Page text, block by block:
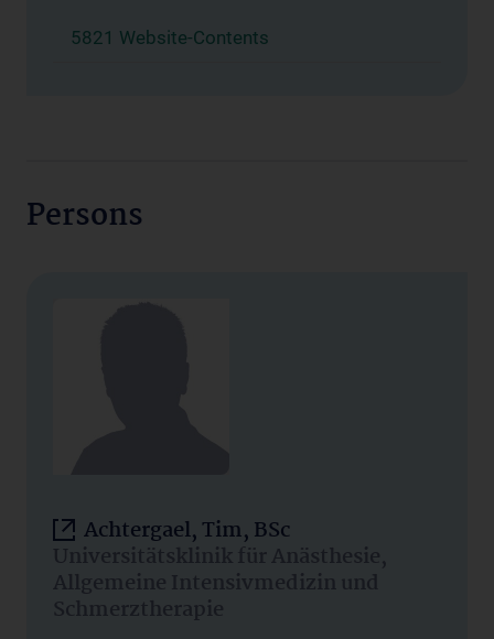
5821 Website-Contents
Persons
Achtergael, Tim, BSc
Universitätsklinik für Anästhesie,
Allgemeine Intensivmedizin und
Schmerztherapie